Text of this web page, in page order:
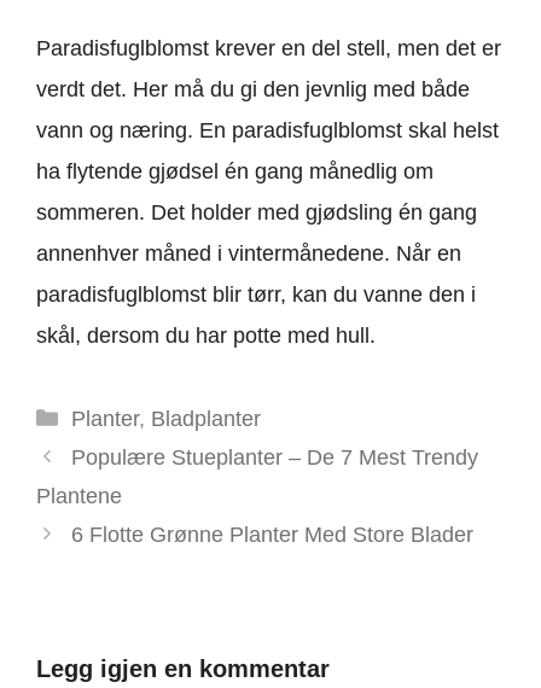
Paradisfuglblomst krever en del stell, men det er
verdt det. Her må du gi den jevnlig med både
vann og næring. En paradisfuglblomst skal helst
ha flytende gjødsel én gang månedlig om
sommeren. Det holder med gjødsling én gang
annenhver måned i vintermånedene. Når en
paradisfuglblomst blir tørr, kan du vanne den i
skål, dersom du har potte med hull.
Kategorier
Planter, Bladplanter
Populære Stueplanter – De 7 Mest Trendy
Plantene
6 Flotte Grønne Planter Med Store Blader
Legg igjen en kommentar